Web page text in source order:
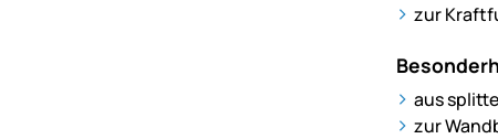
zur
aus
zur